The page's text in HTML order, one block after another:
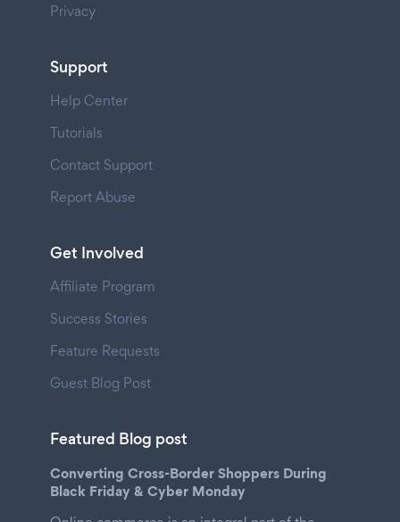
Privacy
Support
Help Center
Tutorials
Contact Support
Report Abuse
Get Involved
Affiliate Program
Success Stories
Feature Requests
Guest Blog Post
Featured Blog post
Converting Cross-Border Shoppers During
Black Friday & Cyber Monday